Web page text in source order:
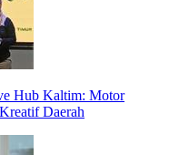
Hub Kaltim: Motor
Daerah